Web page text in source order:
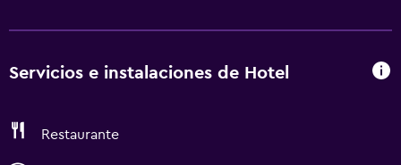
Servicios e instalaciones de Hotel
Restaurante